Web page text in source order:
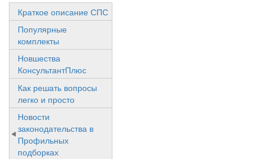
Краткое описание СПС
Популярные
комплекты
Новшества
КонсультантПлюс
Как решать вопросы
легко и просто
Новости
законодательства в
Профильных
подборках